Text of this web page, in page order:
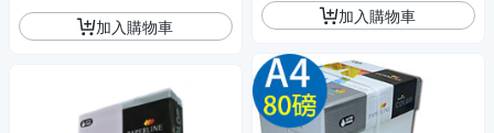
加入購物車 加入購物車